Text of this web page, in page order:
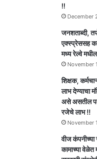
!!
December
जनशताब्दी,
एक्स्प्रेससह
मध्य रेल्वे
November
शिक्षक,
लाभ देण्याचा
असे असतील
रजेचे लाभ !!
November
वीज कंपनीच्या
कामाच्या वेळेत